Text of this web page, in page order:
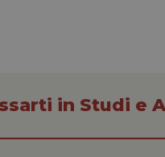
in Studi e